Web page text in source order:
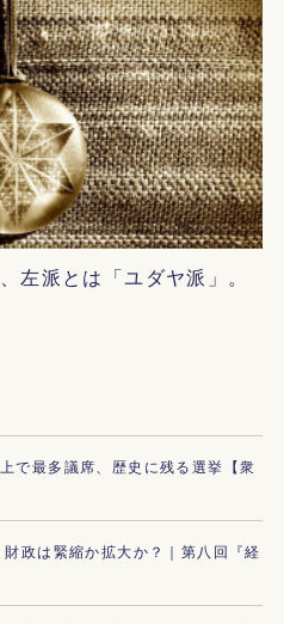
左派とは「ユダヤ派」。
で最多議席、歴史に残る選挙【衆
政は緊縮か拡大か？｜第八回『経